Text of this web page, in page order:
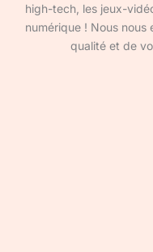
high-tech, les jeux-
numérique ! Nous
qualité et de